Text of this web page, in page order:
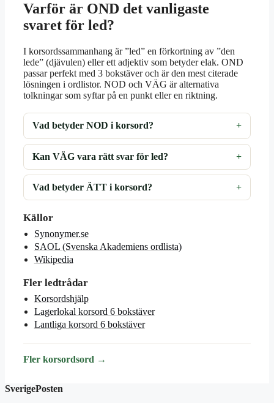
Varför är OND det vanligaste
svaret för led?
I korsordssammanhang är ”led” en förkortning av ”den
lede” (djävulen) eller ett adjektiv som betyder elak. OND
passar perfekt med 3 bokstäver och är den mest citerade
lösningen i ordlistor. NOD och VÄG är alternativa
tolkningar som syftar på en punkt eller en riktning.
Vad betyder NOD i korsord?
Kan VÄG vara rätt svar för led?
Vad betyder ÄTT i korsord?
Källor
Synonymer.se
SAOL (Svenska Akademiens ordlista)
Wikipedia
Fler ledtrådar
Korsordshjälp
Lagerlokal korsord 6 bokstäver
Lantliga korsord 6 bokstäver
Fler korsordsord →
SverigePosten